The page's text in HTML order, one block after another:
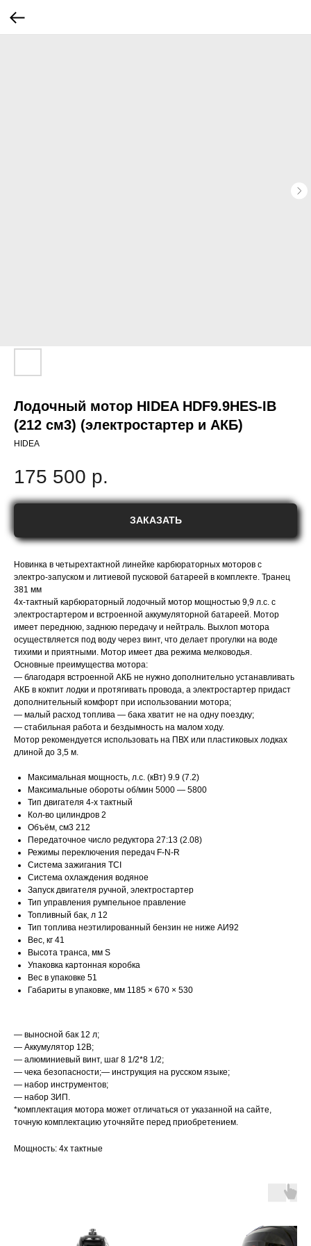
Лодочный мотор HIDEA HDF9.9HES-IB
(212 см3) (электростартер и АКБ)
HIDEA
175 500 р.
ЗАКАЗАТЬ
Новинка в четырехтактной линейке карбюраторных моторов с
электро-запуском и литиевой пусковой батареей в комплекте. Транец
381 мм
4х-тактный карбюраторный лодочный мотор мощностью 9,9 л.с. c
электростартером и встроенной аккумуляторной батареей. Мотор
имеет переднюю, заднюю передачу и нейтраль. Выхлоп мотора
осуществляется под воду через винт, что делает прогулки на воде
тихими и приятными. Мотор имеет два режима мелководья.
Основные преимущества мотора:
— благодаря встроенной АКБ не нужно дополнительно устанавливать
АКБ в кокпит лодки и протягивать провода, а электростартер придаст
дополнительный комфорт при использовании мотора;
— малый расход топлива — бака хватит не на одну поездку;
— стабильная работа и бездымность на малом ходу.
Мотор рекомендуется использовать на ПВХ или пластиковых лодках
длиной до 3,5 м.
Максимальная мощность, л.с. (кВт) 9.9 (7.2)
Максимальные обороты об/мин 5000 — 5800
Тип двигателя 4-х тактный
Кол-во цилиндров 2
Объём, см3 212
Передаточное число редуктора 27:13 (2.08)
Режимы переключения передач F-N-R
Система зажигания TCI
Система охлаждения водяное
Запуск двигателя ручной, электростартер
Тип управления румпельное правление
Топливный бак, л 12
Тип топлива неэтилированный бензин не ниже АИ92
Вес, кг 41
Высота транса, мм S
Упаковка картонная коробка
Вес в упаковке 51
Габариты в упаковке, мм 1185 × 670 × 530
— выносной бак 12 л;
— Аккумулятор 12В;
— алюминиевый винт, шаг 8 1/2*8 1/2;
— чека безопасности;— инструкция на русском языке;
— набор инструментов;
— набор ЗИП.
*комплектация мотора может отличаться от указанной на сайте,
точную комплектацию уточняйте перед приобретением.
Мощность: 4х тактные